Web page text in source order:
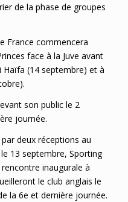
de la phase de groupes
France commencera
face à la Juve avant
(14 septembre) et à
son public le 2
journée.
deux réceptions au
13 septembre, Sporting
inaugurale à
le club anglais le
la 6e et dernière journée.